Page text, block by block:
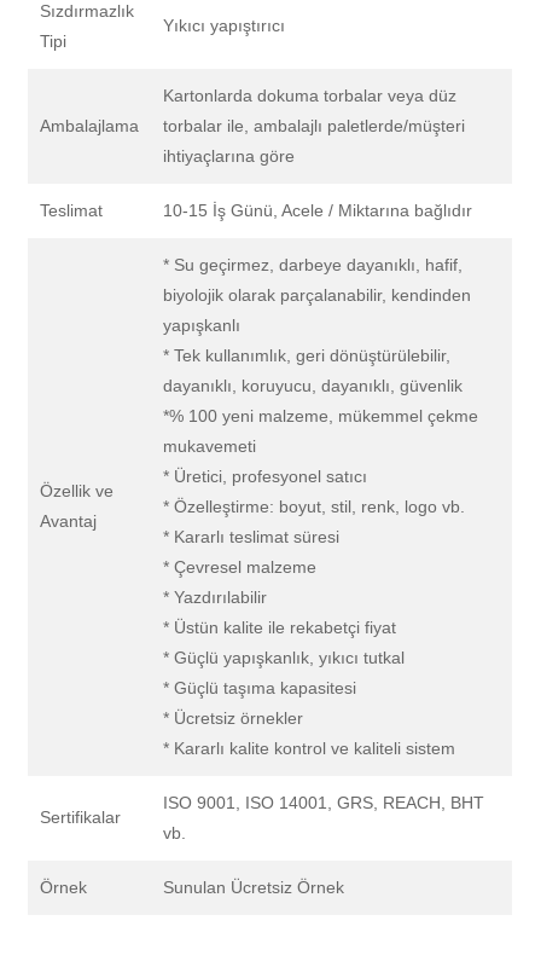
Sızdırmazlık
Tipi
Yıkıcı yapıştırıcı
Ambalajlama
Kartonlarda dokuma torbalar veya düz
torbalar ile, ambalajlı paletlerde/müşteri
ihtiyaçlarına göre
Teslimat 10-15 İş Günü, Acele / Miktarına bağlıdır
Özellik ve
Avantaj
* Su geçirmez, darbeye dayanıklı, hafif,
biyolojik olarak parçalanabilir, kendinden
yapışkanlı
* Tek kullanımlık, geri dönüştürülebilir,
dayanıklı, koruyucu, dayanıklı, güvenlik
*% 100 yeni malzeme, mükemmel çekme
mukavemeti
* Üretici, profesyonel satıcı
* Özelleştirme: boyut, stil, renk, logo vb.
* Kararlı teslimat süresi
* Çevresel malzeme
* Yazdırılabilir
* Üstün kalite ile rekabetçi fiyat
* Güçlü yapışkanlık, yıkıcı tutkal
* Güçlü taşıma kapasitesi
* Ücretsiz örnekler
* Kararlı kalite kontrol ve kaliteli sistem
Sertifikalar
ISO 9001, ISO 14001, GRS, REACH, BHT
vb.
Örnek Sunulan Ücretsiz Örnek